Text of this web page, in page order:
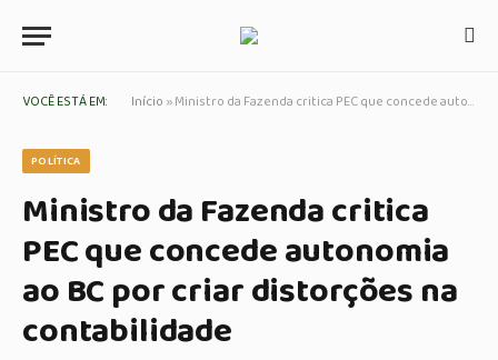
VOCÊ ESTÁ EM: Início »Ministro da Fazenda critica PEC que concede autonomia ao BC por criar distorções na contabilidade
POLÍTICA
Ministro da Fazenda critica
PEC que concede autonomia
ao BC por criar distorções na
contabilidade